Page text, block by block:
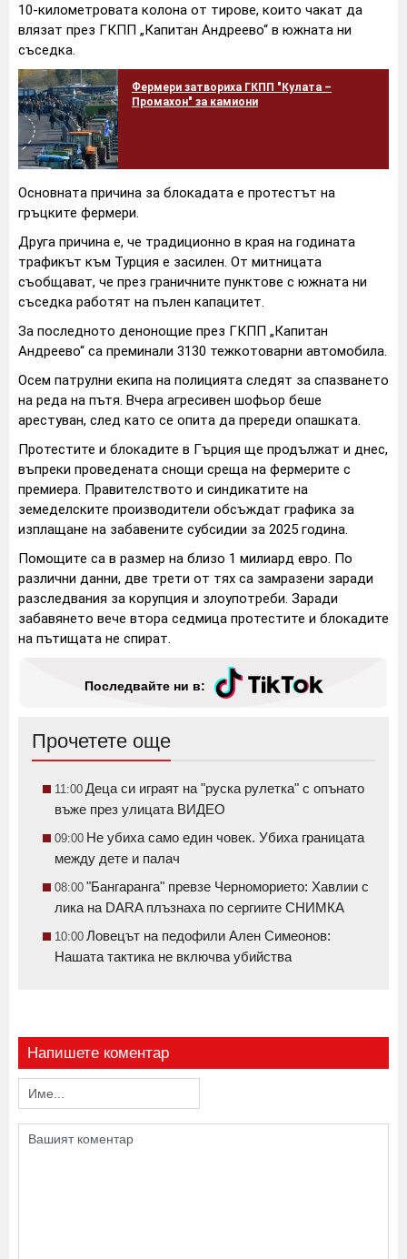
10-километровата колона от тирове, които чакат да
влязат през ГКПП „Капитан Андреево“ в южната ни
съседка.
Фермери затвориха ГКПП "Кулата –
Промахон" за камиони
Основната причина за блокадата е протестът на
гръцките фермери.
Друга причина е, че традиционно в края на годината
трафикът към Турция е засилен. От митницата
съобщават, че през граничните пунктове с южната ни
съседка работят на пълен капацитет.
За последното денонощие през ГКПП „Капитан
Андреево“ са преминали 3130 тежкотоварни автомобила.
Осем патрулни екипа на полицията следят за спазването
на реда на пътя. Вчера агресивен шофьор беше
арестуван, след като се опита да пререди опашката.
Протестите и блокадите в Гърция ще продължат и днес,
въпреки проведената снощи среща на фермерите с
премиера. Правителството и синдикатите на
земеделските производители обсъждат графика за
изплащане на забавените субсидии за 2025 година.
Помощите са в размер на близо 1 милиард евро. По
различни данни, две трети от тях са замразени заради
разследвания за корупция и злоупотреби. Заради
забавянето вече втора седмица протестите и блокадите
на пътищата не спират.
Последвайте ни в:
Прочетете още
11:00 Деца си играят на "руска рулетка" с опънато
въже през улицата ВИДЕО
09:00 Не убиха само един човек. Убиха границата
между дете и палач
08:00 "Бангаранга" превзе Черноморието: Хавлии с
лика на DARA плъзнаха по сергиите СНИМКА
10:00 Ловецът на педофили Ален Симеонов:
Нашата тактика не включва убийства
Напишете коментар